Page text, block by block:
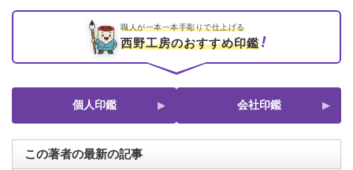
職人が一本一本手彫りで仕上げる
西野工房のおすすめ印鑑
個人印鑑 会社印鑑
この著者の最新の記事